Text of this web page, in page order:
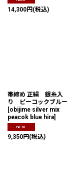
14,300円 (税込)
帯締め 正絹 銀糸入
り ピーコックブルー
[obijime silver mix
peacok blue hira]
9,350円 (税込)